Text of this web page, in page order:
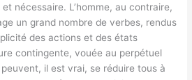
nécessaire. L’homme, au contraire,
un grand nombre de verbes, rendus
des actions et des états
contingente, vouée au perpétuel
il est vrai, se réduire tous à